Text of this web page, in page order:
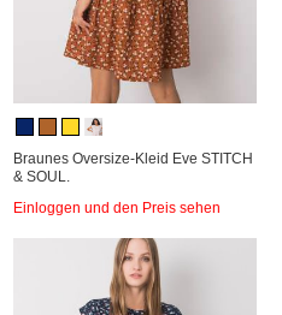
Braunes Oversize-Kleid Eve STITCH
& SOUL.
Einloggen und den Preis sehen